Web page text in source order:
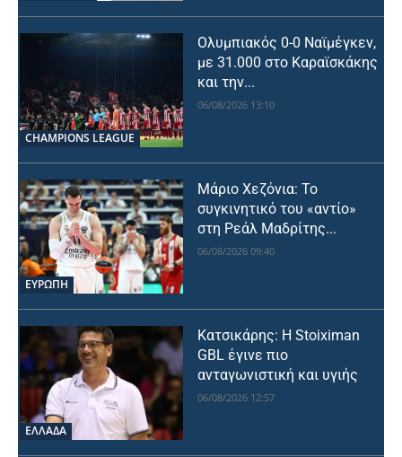
CHAMPIONS LEAGUE
Ολυμπιακός 0-0 Ναϊμέγκεν,
με 31.000 στο Καραϊσκάκης
και την...
06/08/2026 13:10
ΕΥΡΩΠΗ
Μάριο Χεζόνια: Το
συγκινητικό του «αντίο»
στη Ρεάλ Μαδρίτης...
06/08/2026 09:40
ΕΛΛΑΔΑ
Κατσικάρης: Η Stoiximan
GBL έγινε πιο
ανταγωνιστική και υγιής
06/08/2026 12:57